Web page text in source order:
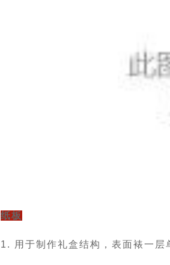
纸板
1. 用于制作礼盒结构，表面裱一层